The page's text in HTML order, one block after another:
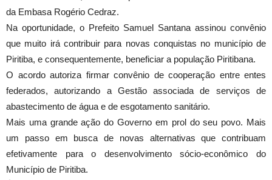
da Embasa Rogério Cedraz.
Na oportunidade, o Prefeito Samuel Santana assinou convênio
que muito irá contribuir para novas conquistas no município de
Piritiba, e consequentemente, beneficiar a população Piritibana.
O acordo autoriza firmar convênio de cooperação entre entes
federados, autorizando a Gestão associada de serviços de
abastecimento de água e de esgotamento sanitário.
Mais uma grande ação do Governo em prol do seu povo. Mais
um passo em busca de novas alternativas que contribuam
efetivamente para o desenvolvimento sócio-econômico do
Município de Piritiba.